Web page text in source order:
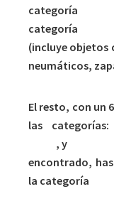
categoría
categoría
(incluye objetos
neumáticos,
El resto, con un
las categorías:
, y
encontrado,
la categoría